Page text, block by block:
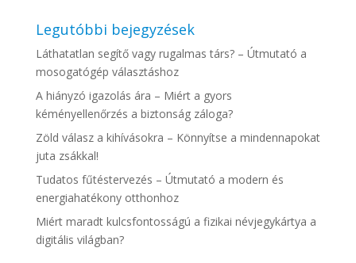
Legutóbbi bejegyzések
Láthatatlan segítő vagy rugalmas társ? – Útmutató a
mosogatógép választáshoz
A hiányzó igazolás ára – Miért a gyors
kéményellenőrzés a biztonság záloga?
Zöld válasz a kihívásokra – Könnyítse a mindennapokat
juta zsákkal!
Tudatos fűtéstervezés – Útmutató a modern és
energiahatékony otthonhoz
Miért maradt kulcsfontosságú a fizikai névjegykártya a
digitális világban?